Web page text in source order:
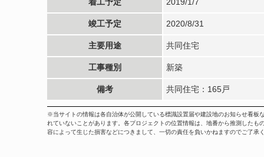
竣工予定 2020/8/31
主要用途 共同住宅
工事種別 新築
備考 共同住宅：165戸
※当サイトの情報は各自治体が公開している標識設置届や建設地のお知らせ看
れていないことがあります。各プロジェクトの位置情報は、地番から推測した
容によって生じた損害などにつきまして、一切の責任を負いかねますのでご了承